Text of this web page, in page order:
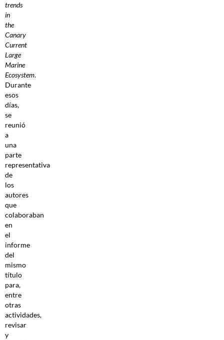
trends
in
the
Canary
Current
Large
Marine
Ecosystem.
Durante
esos
días,
se
reunió
a
una
parte
representativa
de
los
autores
que
colaboraban
en
el
informe
del
mismo
título
para,
entre
otras
actividades,
revisar
y